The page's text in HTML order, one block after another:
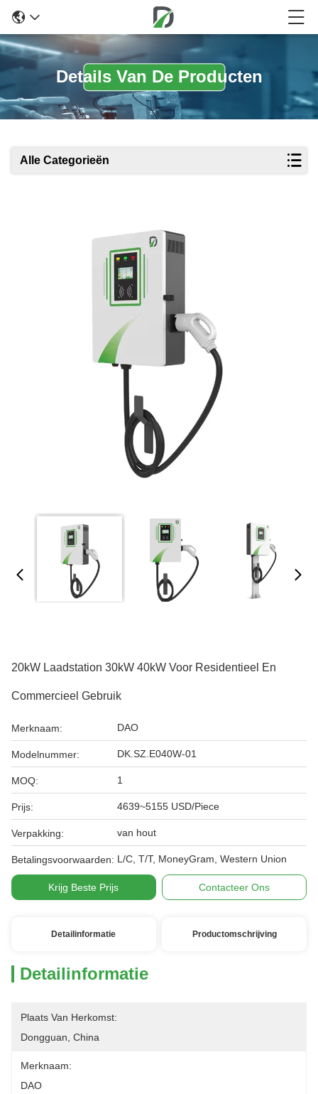
Details Van De Producten
Alle Categorieën
20kW Laadstation 30kW 40kW Voor Residentieel En
Commercieel Gebruik
Merknaam: DAO
Modelnummer: DK.SZ.E040W-01
MOQ: 1
Prijs: 4639~5155 USD/Piece
Verpakking: van hout
Betalingsvoorwaarden: L/C, T/T, MoneyGram, Western Union
Krijg Beste Prijs Contacteer Ons
Detailinformatie Productomschrijving
Detailinformatie
Plaats Van Herkomst:
Dongguan, China
Merknaam:
DAO